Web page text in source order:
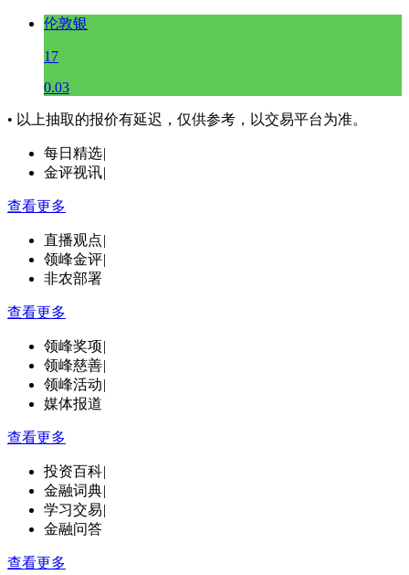
伦敦银
17
0.03
• 以上抽取的报价有延迟，仅供参考，以交易平台为准。
每日精选|
金评视讯|
查看更多
直播观点|
领峰金评|
非农部署
查看更多
领峰奖项|
领峰慈善|
领峰活动|
媒体报道
查看更多
投资百科|
金融词典|
学习交易|
金融问答
查看更多